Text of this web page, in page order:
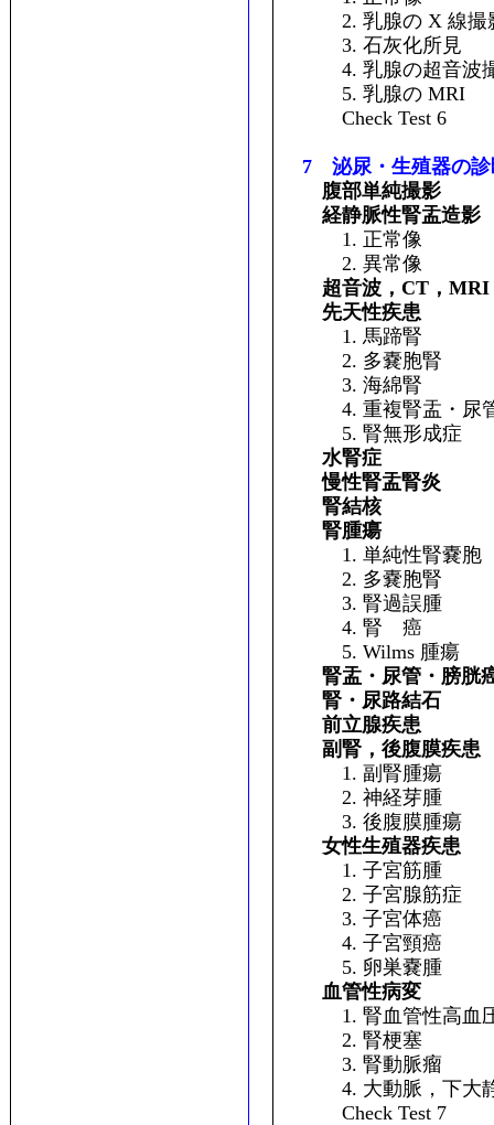
2. 乳腺の X 線撮
3. 石灰化所見
4. 乳腺の超音波
5. 乳腺の MRI
Check Test 6
7 泌尿・生殖器の診
腹部単純撮影
経静脈性腎盂造影
1. 正常像
2. 異常像
超音波，CT，MRI
先天性疾患
1. 馬蹄腎
2. 多嚢胞腎
3. 海綿腎
4. 重複腎盂・尿
5. 腎無形成症
水腎症
慢性腎盂腎炎
腎結核
腎腫瘍
1. 単純性腎嚢胞
2. 多嚢胞腎
3. 腎過誤腫
4. 腎 癌
5. Wilms 腫瘍
腎盂・尿管・膀胱
腎・尿路結石
前立腺疾患
副腎，後腹膜疾患
1. 副腎腫瘍
2. 神経芽腫
3. 後腹膜腫瘍
女性生殖器疾患
1. 子宮筋腫
2. 子宮腺筋症
3. 子宮体癌
4. 子宮頸癌
5. 卵巣嚢腫
血管性病変
1. 腎血管性高血
2. 腎梗塞
3. 腎動脈瘤
4. 大動脈，下大静
Check Test 7